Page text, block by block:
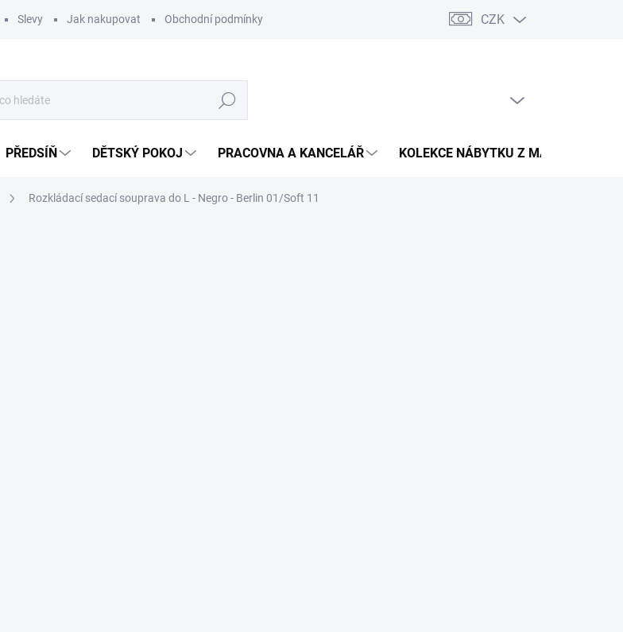
Slevy Jak nakupovat Obchodní podmínky Podmínky ochrany osobních údajů Pojištění zásilky
CZK
Hledat
PŘEDSÍŇ DĚTSKÝ POKOJ PRACOVNA A KANCELÁŘ KOLEKCE NÁBYTKU Z MASIVU
Rozkládací sedací souprava do L - Negro - Berlin 01/Soft 11